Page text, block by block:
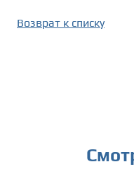
Возврат к списку